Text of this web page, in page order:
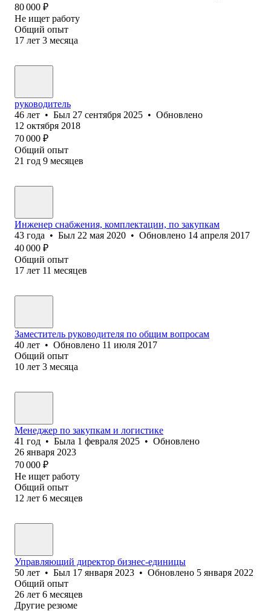
80 000 ₽
Не ищет работу
Общий опыт
17 лет 3 месяца
руководитель
46 лет • Был 27 сентября 2025 • Обновлено
12 октября 2018
70 000 ₽
Общий опыт
21 год 9 месяцев
Инженер снабжения, комплектации, по закупкам
43 года • Был 22 мая 2020 • Обновлено 14 апреля 2017
40 000 ₽
Общий опыт
17 лет 11 месяцев
Заместитель руководителя по общим вопросам
40 лет • Обновлено 11 июля 2017
Общий опыт
10 лет 3 месяца
Менеджер по закупкам и логистике
41 год • Была 1 февраля 2025 • Обновлено
26 января 2023
70 000 ₽
Не ищет работу
Общий опыт
12 лет 6 месяцев
Управляющий директор бизнес-единицы
50 лет • Был 17 января 2023 • Обновлено 5 января 2022
Общий опыт
26 лет 6 месяцев
Другие резюме